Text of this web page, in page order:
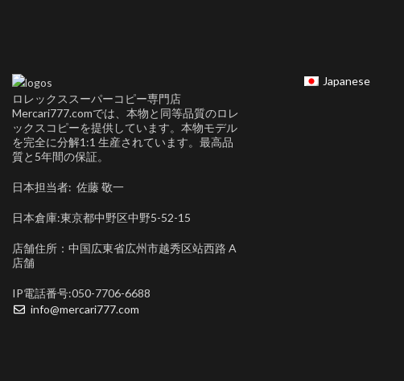
ロレックススーパーコピー専門店
Mercari777.comでは、本物と同等品質のロレ
ックスコピーを提供しています。本物モデル
を完全に分解1:1 生産されています。最高品
質と5年間の保証。
日本担当者: 佐藤 敬一
日本倉庫:東京都中野区中野5-52-15
店舗住所：中国広東省広州市越秀区站西路 A
店舗
IP電話番号:050-7706-6688
info@mercari777.com
Japanese